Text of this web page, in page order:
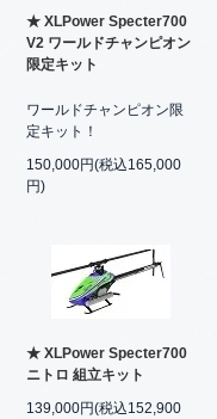
★ XLPower Specter700
V2 ワールドチャンピオン
限定キット
ワールドチャンピオン限
定キット！
150,000円(税込165,000
円)
★ XLPower Specter700
ニトロ 組立キット
139,000円(税込152,900